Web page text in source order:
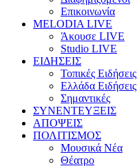
Επικοινωνία
MELODIA LIVE
Άκουσε LIVE
Studio LIVE
ΕΙΔΗΣΕΙΣ
Τοπικές Ειδήσεις
Ελλάδα Ειδήσεις
Σημαντικές
ΣΥΝΕΝΤΕΥΞΕΙΣ
ΑΠΟΨΕΙΣ
ΠΟΛΙΤΙΣΜΟΣ
Μουσικά Νέα
Θέατρο